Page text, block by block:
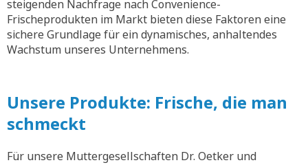
steigenden Nachfrage nach Convenience-
Frischeprodukten im Markt bieten diese Faktoren eine
sichere Grundlage für ein dynamisches, anhaltendes
Wachstum unseres Unternehmens.
Unsere Produkte: Frische, die man
schmeckt
Für unsere Muttergesellschaften Dr. Oetker und